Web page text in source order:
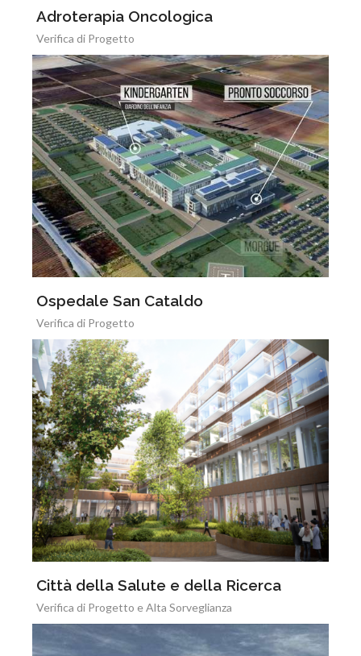
Adroterapia Oncologica
Verifica di Progetto
Ospedale San Cataldo
Verifica di Progetto
Città della Salute e della Ricerca
Verifica di Progetto e Alta Sorveglianza